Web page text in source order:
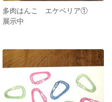
多肉はんこ エケベリア①
展示中